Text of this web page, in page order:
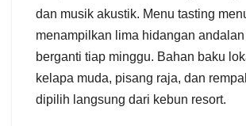
dan musik akustik. Menu tasting
menampilkan lima hidangan
berganti tiap minggu. Bahan baku
kelapa muda, pisang raja, dan
dipilih langsung dari kebun resort.